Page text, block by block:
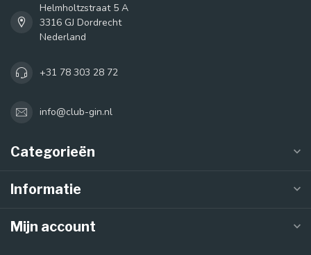
Helmholtzstraat 5 A
3316 GJ Dordrecht
Nederland
+31 78 303 28 72
info@club-gin.nl
Categorieën
Informatie
Mijn account